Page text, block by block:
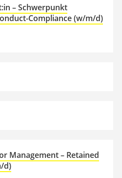
– Schwerpunkt
Compliance (w/m/d)
Management – Retained
d)